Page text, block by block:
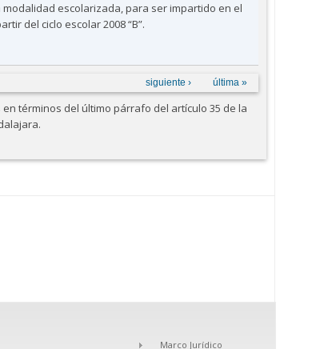
escolarizada, para ser impartido en el
del ciclo escolar 2008 “B”.
siguiente › última »
términos del último párrafo del artículo 35 de la
Marco Jurídico